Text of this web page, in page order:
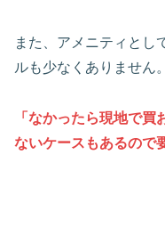
また、アメニティとし
ルも少なくありません。
「なかったら現地で
ないケースもあるので